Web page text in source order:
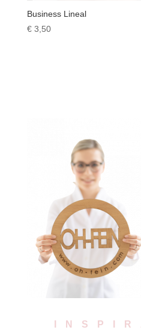
Business Lineal
€3,50